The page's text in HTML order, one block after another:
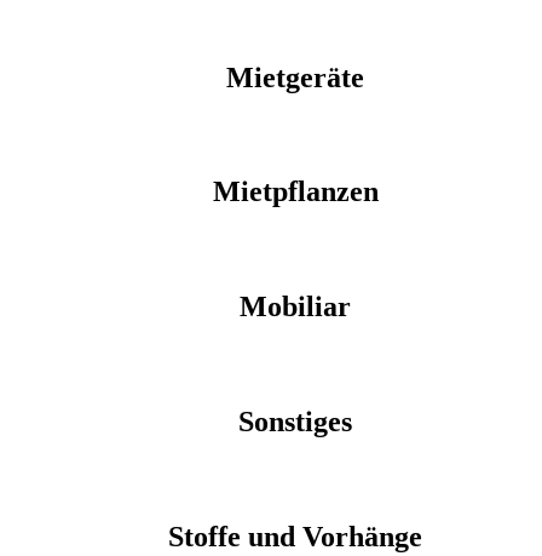
Mietgeräte
Mietpflanzen
Mobiliar
Sonstiges
Stoffe und Vorhänge